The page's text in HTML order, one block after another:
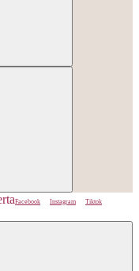
Facebook Instagram
Tiktok